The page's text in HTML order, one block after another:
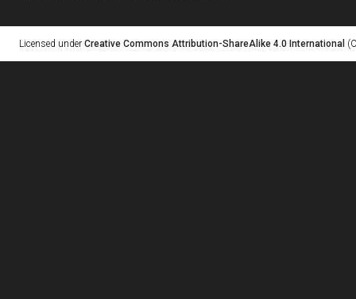
Licensed under Creative Commons Attribution-ShareAlike 4.0 International